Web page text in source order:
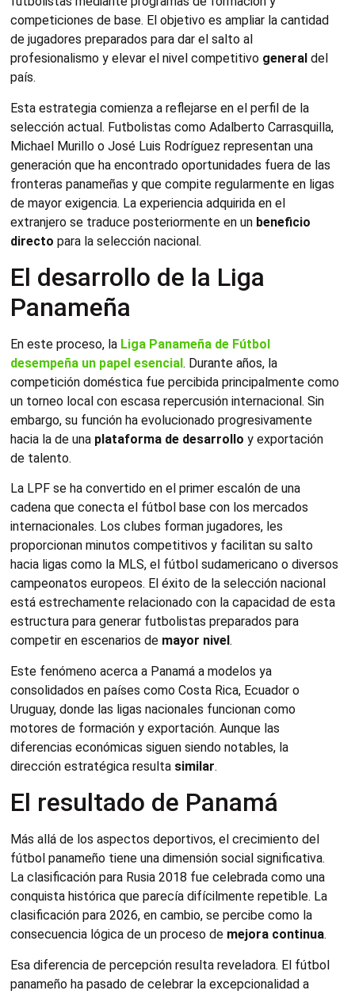
competiciones de base. El objetivo es ampliar la cantidad
de jugadores preparados para dar el salto al
profesionalismo y elevar el nivel competitivo general del
país.
Esta estrategia comienza a reflejarse en el perfil de la
selección actual. Futbolistas como Adalberto Carrasquilla,
Michael Murillo o José Luis Rodríguez representan una
generación que ha encontrado oportunidades fuera de las
fronteras panameñas y que compite regularmente en ligas
de mayor exigencia. La experiencia adquirida en el
extranjero se traduce posteriormente en un beneficio
directo para la selección nacional.
El desarrollo de la Liga
Panameña
En este proceso, la Liga Panameña de Fútbol
desempeña un papel esencial. Durante años, la
competición doméstica fue percibida principalmente como
un torneo local con escasa repercusión internacional. Sin
embargo, su función ha evolucionado progresivamente
hacia la de una plataforma de desarrollo y exportación
de talento.
La LPF se ha convertido en el primer escalón de una
cadena que conecta el fútbol base con los mercados
internacionales. Los clubes forman jugadores, les
proporcionan minutos competitivos y facilitan su salto
hacia ligas como la MLS, el fútbol sudamericano o diversos
campeonatos europeos. El éxito de la selección nacional
está estrechamente relacionado con la capacidad de esta
estructura para generar futbolistas preparados para
competir en escenarios de mayor nivel .
Este fenómeno acerca a Panamá a modelos ya
consolidados en países como Costa Rica, Ecuador o
Uruguay, donde las ligas nacionales funcionan como
motores de formación y exportación. Aunque las
diferencias económicas siguen siendo notables, la
dirección estratégica resulta similar.
El resultado de Panamá
Más allá de los aspectos deportivos, el crecimiento del
fútbol panameño tiene una dimensión social significativa.
La clasificación para Rusia 2018 fue celebrada como una
conquista histórica que parecía difícilmente repetible. La
clasificación para 2026, en cambio, se percibe como la
consecuencia lógica de un proceso de mejora continua.
Esa diferencia de percepción resulta reveladora. El fútbol
panameño ha pasado de celebrar la excepcionalidad a